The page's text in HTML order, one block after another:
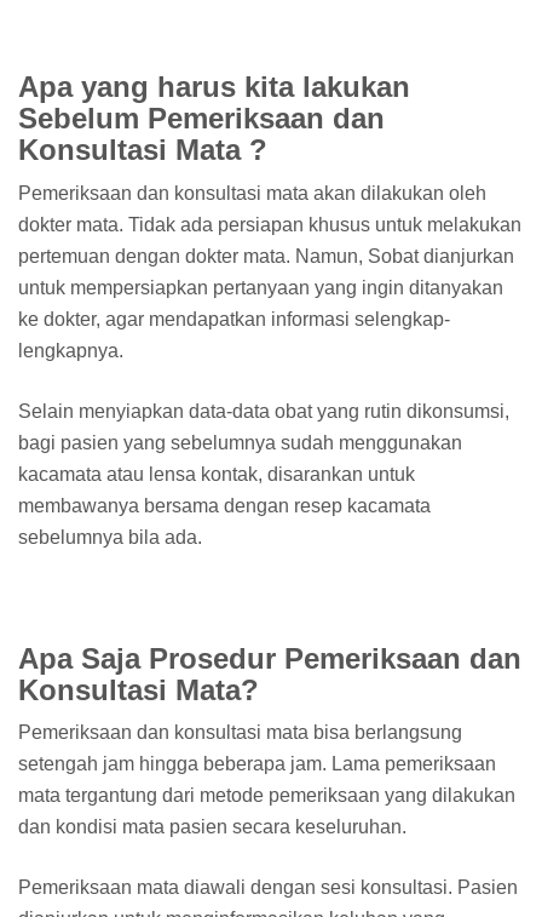
Apa yang harus kita lakukan
Sebelum Pemeriksaan dan
Konsultasi Mata ?
Pemeriksaan dan konsultasi mata akan dilakukan oleh
dokter mata. Tidak ada persiapan khusus untuk melakukan
pertemuan dengan dokter mata. Namun, Sobat dianjurkan
untuk mempersiapkan pertanyaan yang ingin ditanyakan
ke dokter, agar mendapatkan informasi selengkap-
lengkapnya.
Selain menyiapkan data-data obat yang rutin dikonsumsi,
bagi pasien yang sebelumnya sudah menggunakan
kacamata atau lensa kontak, disarankan untuk
membawanya bersama dengan resep kacamata
sebelumnya bila ada.
Apa Saja Prosedur Pemeriksaan dan
Konsultasi Mata?
Pemeriksaan dan konsultasi mata bisa berlangsung
setengah jam hingga beberapa jam. Lama pemeriksaan
mata tergantung dari metode pemeriksaan yang dilakukan
dan kondisi mata pasien secara keseluruhan.
Pemeriksaan mata diawali dengan sesi konsultasi. Pasien